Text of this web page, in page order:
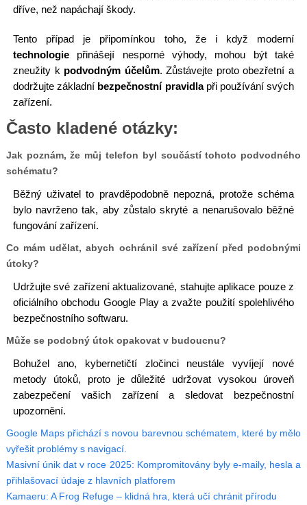
dříve, než napáchají škody.
Tento případ je připomínkou toho, že i když moderní
technologiepřinášejí nesporné výhody, mohou být také
zneužity k podvodným účelům. Zůstávejte proto obezřetní a
dodržujte základní bezpečnostní pravidlapři používání svých
zařízení.
Často kladené otázky:
Jak poznám, že můj telefon byl součástí tohoto podvodného
schématu?
Běžný uživatel to pravděpodobně nepozná, protože schéma
bylo navrženo tak, aby zůstalo skryté a nenarušovalo běžné
fungování zařízení.
Co mám udělat, abych ochránil své zařízení před podobnými
útoky?
Udržujte své zařízení aktualizované, stahujte aplikace pouze z
oficiálního obchodu Google Play a zvažte použití spolehlivého
bezpečnostního softwaru.
Může se podobný útok opakovat v budoucnu?
Bohužel ano, kybernetičtí zločinci neustále vyvíjejí nové
metody útoků, proto je důležité udržovat vysokou úroveň
zabezpečení vašich zařízení a sledovat bezpečnostní
upozornění.
Google Maps přichází s novou barevnou schématem, které by mělo
vyřešit problémy s navigací.
Masivní únik dat v roce 2025: Kompromitovány byly e-maily, hesla a
přihlašovací údaje z hlavních platforem
Kamaeru: A Frog Refuge – klidná hra, která učí chránit přírodu